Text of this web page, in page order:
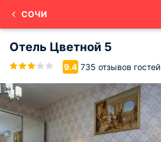
СОЧИ
Отель Цветной 5
9.4 735 отзывов гостей